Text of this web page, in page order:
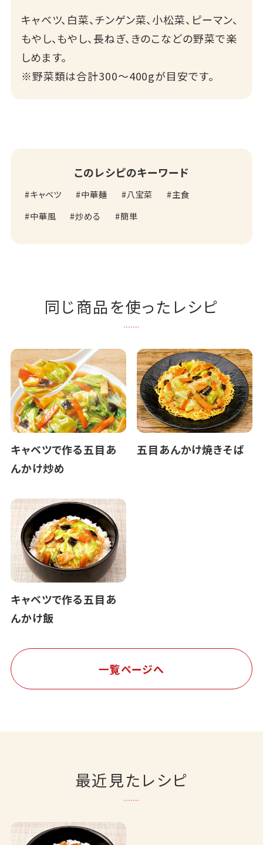
キャベツ、白菜、チンゲン菜、小松菜、ピーマン、
もやし、もやし、長ねぎ、きのこなどの野菜で楽
しめます。
※野菜類は合計300～400gが目安です。
このレシピのキーワード
キャベツ 中華麺 八宝菜
主食
中華風
炒める 簡単
同じ商品を使ったレシピ
キャベツで作る五目あ
んかけ炒め
五目あんかけ焼きそば
キャベツで作る五目あ
んかけ飯
一覧ページへ
最近見たレシピ